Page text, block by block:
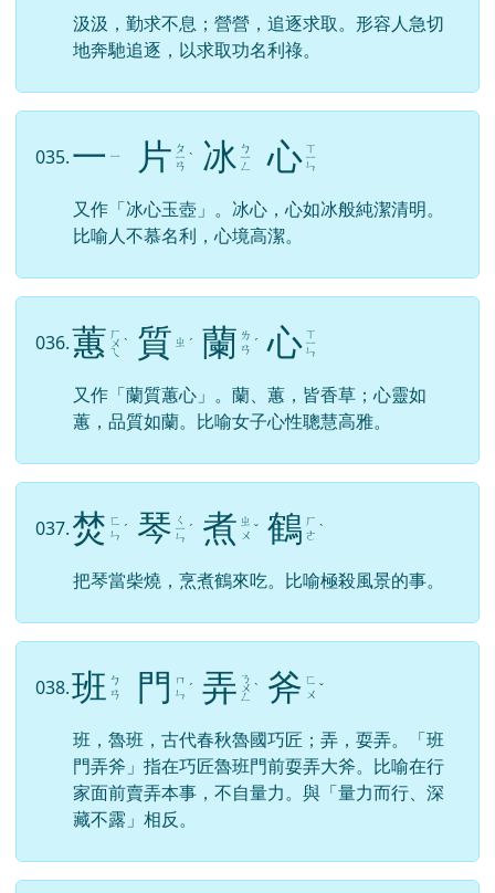
汲汲，勤求不息；營營，追逐求取。形容人急切
地奔馳追逐，以求取功名利祿。
035.一 ㄧ 片 ㄆ
ㄧ
ㄢ
ˋ 冰 ㄅ
ㄧ
ㄥ 心 ㄒ
ㄧ
ㄣ
又作「冰心玉壺」。冰心，心如冰般純潔清明。
比喻人不慕名利，心境高潔。
036.蕙 ㄏ
ㄨ
ㄟ
ˋ 質 ㄓ ˊ 蘭 ㄌ
ㄢ ˊ 心 ㄒ
ㄧ
ㄣ
又作「蘭質蕙心」。蘭、蕙，皆香草；心靈如
蕙，品質如蘭。比喻女子心性聰慧高雅。
037.焚 ㄈ
ㄣ ˊ 琴 ㄑ
ㄧ
ㄣ
ˊ 煮 ㄓ
ㄨ ˇ 鶴 ㄏ
ㄜ ˋ
把琴當柴燒，烹煮鶴來吃。比喻極殺風景的事。
038.班 ㄅ
ㄢ
門
ㄇ
ㄣ ˊ 弄 ㄋ
ㄨ
ㄥ
ˋ 斧 ㄈ
ㄨ ˇ
班，魯班，古代春秋魯國巧匠；弄，耍弄。「班
門弄斧」指在巧匠魯班門前耍弄大斧。比喻在行
家面前賣弄本事，不自量力。與「量力而行、深
藏不露」相反。